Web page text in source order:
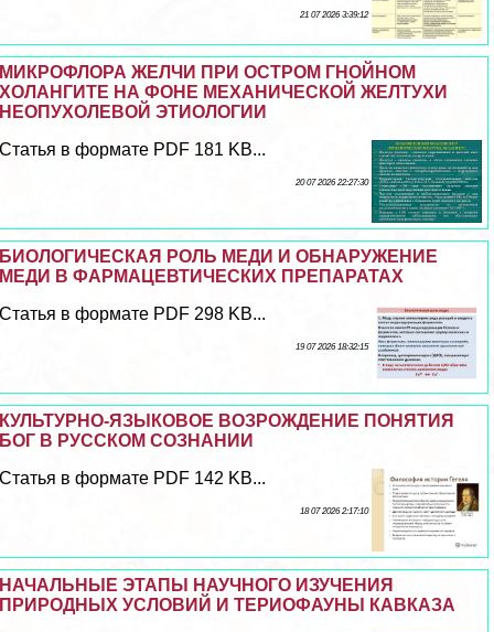
21 07 2026 3:39:12
МИКРОФЛОРА ЖЕЛЧИ ПРИ ОСТРОМ ГНОЙНОМ
ХОЛАНГИТЕ НА ФОНЕ МЕХАНИЧЕСКОЙ ЖЕЛТУХИ
НЕОПУХОЛЕВОЙ ЭТИОЛОГИИ
Статья в формате PDF 181 KB...
20 07 2026 22:27:30
БИОЛОГИЧЕСКАЯ РОЛЬ МЕДИ И ОБНАРУЖЕНИЕ
МЕДИ В ФАРМАЦЕВТИЧЕСКИХ ПРЕПАРАТАХ
Статья в формате PDF 298 KB...
19 07 2026 18:32:15
КУЛЬТУРНО-ЯЗЫКОВОЕ ВОЗРОЖДЕНИЕ ПОНЯТИЯ
БОГ В РУССКОМ СОЗНАНИИ
Статья в формате PDF 142 KB...
18 07 2026 2:17:10
НАЧАЛЬНЫЕ ЭТАПЫ НАУЧНОГО ИЗУЧЕНИЯ
ПРИРОДНЫХ УСЛОВИЙ И ТЕРИОФАУНЫ КАВКАЗА